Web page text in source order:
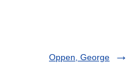
Oppen, George